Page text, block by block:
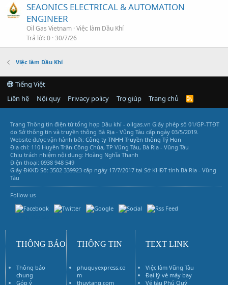
SEAONICS ELECTRICAL & AUTOMATION
ENGINEER
Oil Gas Vietnam Việc làm Dầu Khí
Trả lời 0 30/7/26
Việc làm Dầu Khí
Tiếng Việt
Liên hệ
Nội quy Privacy policy Trợ giúp Trang chủ
R
Trang Thông tin điện tử tổng hợp Dầu khí - oilgas.vn Giấy phép số 01/GP-TTĐT
do Sở thông tin và truyền thông Bà Rịa - Vũng Tàu cấp ngày 03/5/2019.
Website được vận hành bởi: Công ty TNHH Truyền thông Tý Hon
Địa chỉ: 110 Huyền Trân Công Chúa, TP Vũng Tàu, Bà Rịa - Vũng Tàu
Chịu trách nhiệm nội dung: Hoàng Nghĩa Thanh
Điện thoại: 0938 948 549
Giấy ĐKKD Số: 3502 339923 cấp ngày 17/7/2017 tại Sở KHĐT tỉnh Bà Rịa - Vũng
Tàu
Follow us
THÔNG BÁO
Thông báo
chung
Góp ý
THÔNG TIN
phuquyexpress.co
m
thuytang.com
TEXT LINK
Việc làm Vũng Tàu
Đại lý vé máy bay
Vé tàu Phú Quý